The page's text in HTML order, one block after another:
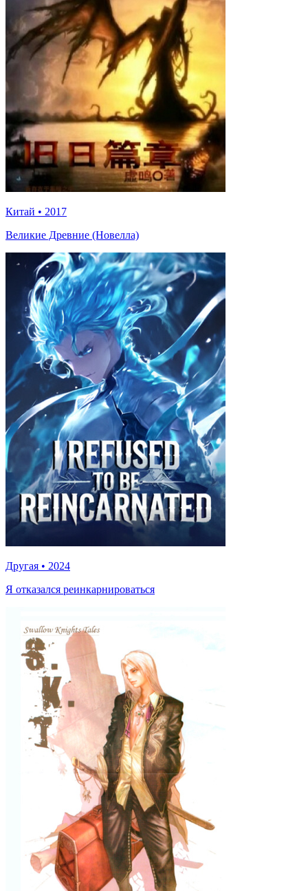
Китай • 2017
Великие Древние (Новелла)
Другая • 2024
Я отказался реинкарнироваться